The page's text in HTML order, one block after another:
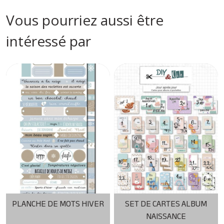
Vous pourriez aussi être
intéressé par
PLANCHE DE MOTS HIVER
SET DE CARTES ALBUM
NAISSANCE